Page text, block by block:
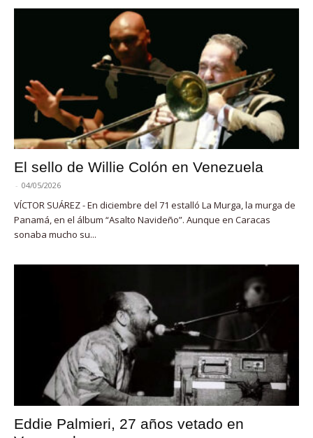
El sello de Willie Colón en Venezuela
- 04/05/2026
VÍCTOR SUÁREZ - En diciembre del 71 estalló La Murga, la murga de
Panamá, en el álbum “Asalto Navideño”. Aunque en Caracas
sonaba mucho su...
Eddie Palmieri, 27 años vetado en